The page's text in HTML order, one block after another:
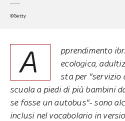
©Getty
A
pprendimento
ecologica,
sta per "servizio
scuola a piedi di più bambini
se fosse un autobus"- sono
inclusi nel vocabolario in